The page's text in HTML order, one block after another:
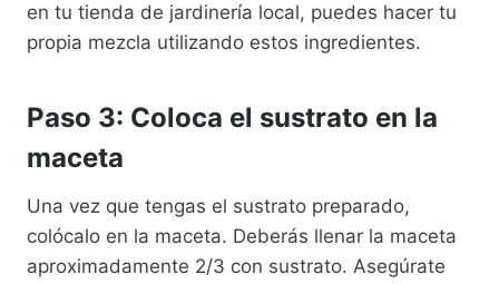
en tu tienda de jardinería local, puedes hacer tu
propia mezcla utilizando estos ingredientes.
Paso 3: Coloca el sustrato en la
maceta
Una vez que tengas el sustrato preparado,
colócalo en la maceta. Deberás llenar la maceta
aproximadamente 2/3 con sustrato. Asegúrate